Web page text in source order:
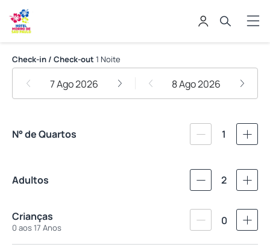
Hotel Morro de São Paulo
Check-in / Check-out 1 Noite
7 Ago 2026 8 Ago 2026
N° de Quartos 1
Adultos 2
Crianças
0 aos 17 Anos
0